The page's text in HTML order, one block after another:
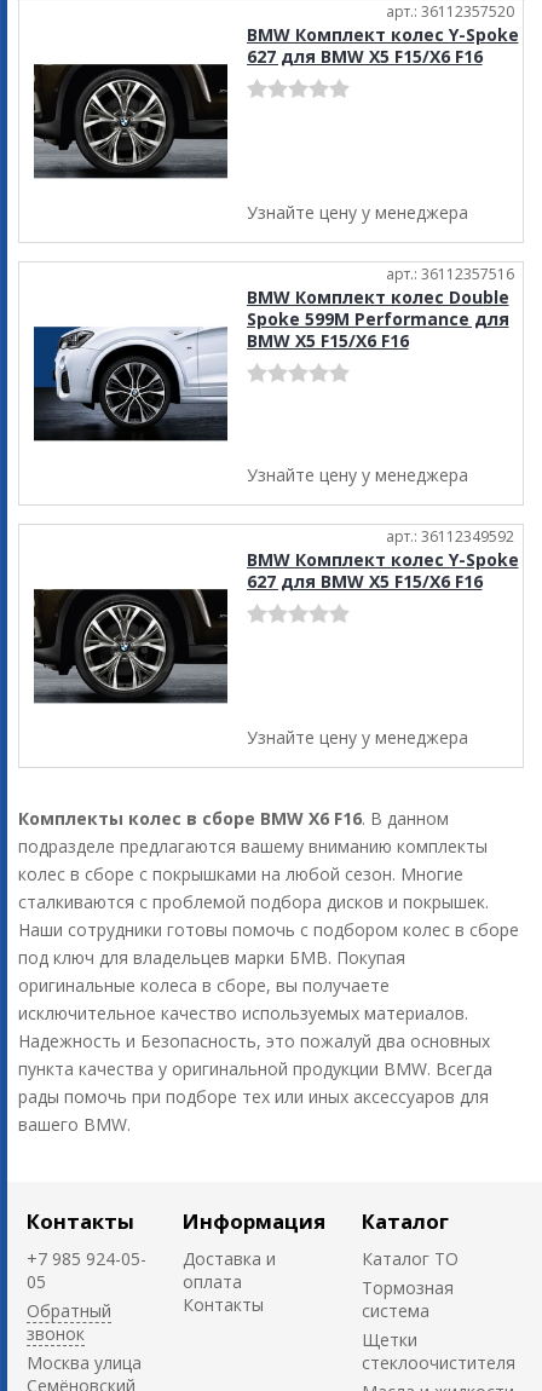
арт.: 36112357520
BMW Комплект колес Y-Spoke
627 для BMW X5 F15/X6 F16
Узнайте цену у менеджера
арт.: 36112357516
BMW Комплект колес Double
Spoke 599M Performance для
BMW X5 F15/X6 F16
Узнайте цену у менеджера
арт.: 36112349592
BMW Комплект колес Y-Spoke
627 для BMW X5 F15/X6 F16
Узнайте цену у менеджера
Комплекты колес в сборе BMW X6 F16. В данном
подразделе предлагаются вашему вниманию комплекты
колес в сборе с покрышками на любой сезон. Многие
сталкиваются с проблемой подбора дисков и покрышек.
Наши сотрудники готовы помочь с подбором колес в сборе
под ключ для владельцев марки БМВ. Покупая
оригинальные колеса в сборе, вы получаете
исключительное качество используемых материалов.
Надежность и Безопасность, это пожалуй два основных
пункта качества у оригинальной продукции BMW. Всегда
рады помочь при подборе тех или иных аксессуаров для
вашего BMW.
Контакты
+7 985 924-05-
05
Обратный
звонок
Москва улица
Семёновский
Информация
Доставка и
оплата
Контакты
Каталог
Каталог ТО
Тормозная
система
Щетки
стеклоочистителя